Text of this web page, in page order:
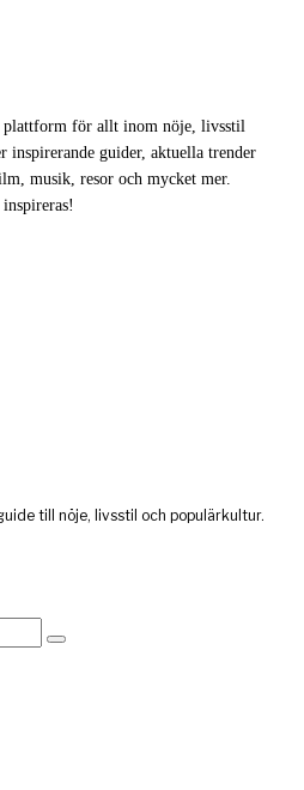
plattform för allt inom nöje, livsstil
inspirerande guider, aktuella trender
musik, resor och mycket mer.
till nöje, livsstil och populärkultur.